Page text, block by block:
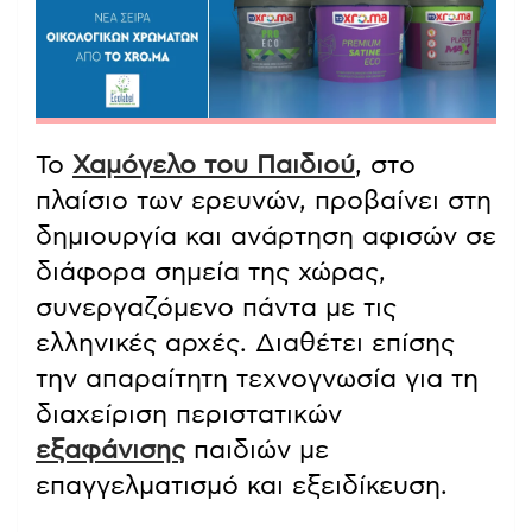
Το Χαμόγελο του Παιδιού, στο
πλαίσιο των ερευνών, προβαίνει στη
δημιουργία και ανάρτηση αφισών σε
διάφορα σημεία της χώρας,
συνεργαζόμενο πάντα με τις
ελληνικές αρχές. Διαθέτει επίσης
την απαραίτητη τεχνογνωσία για τη
διαχείριση περιστατικών
εξαφάνισηςπαιδιών με
επαγγελματισμό και εξειδίκευση.